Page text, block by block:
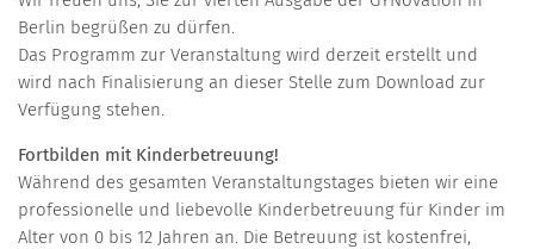
Berlin begrüßen zu dürfen.
Das Programm zur Veranstaltung wird derzeit erstellt und
wird nach Finalisierung an dieser Stelle zum Download zur
Verfügung stehen.
Fortbilden mit Kinderbetreuung!
Während des gesamten Veranstaltungstages bieten wir eine
professionelle und liebevolle Kinderbetreuung für Kinder im
Alter von 0 bis 12 Jahren an. Die Betreuung ist kostenfrei,